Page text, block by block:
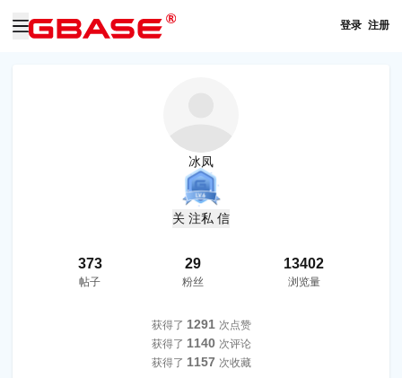
登录 注册
冰凤
关 注私 信
373
帖子
29
粉丝
13402
浏览量
获得了 1291 次点赞
获得了 1140 次评论
获得了 1157 次收藏